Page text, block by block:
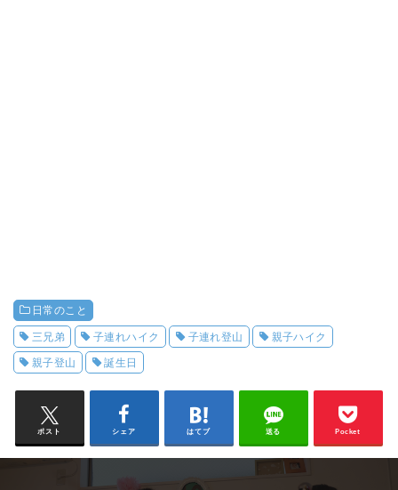
日常のこと
三兄弟 子連れハイク 子連れ登山 親子ハイク
親子登山 誕生日
ポスト シェア はてブ 送る Pocket